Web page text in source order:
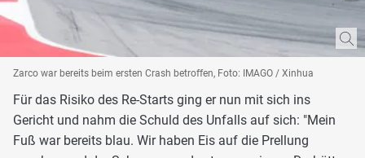
Zarco war bereits beim ersten Crash betroffen, Foto: IMAGO / Xinhua
Für das Risiko des Re-Starts ging er nun mit sich ins
Gericht und nahm die Schuld des Unfalls auf sich: "Mein
Fuß war bereits blau. Wir haben Eis auf die Prellung